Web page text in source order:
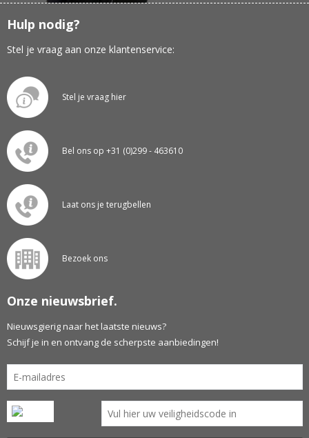
Hulp nodig?
Stel je vraag aan onze klantenservice:
Stel je vraag hier
Bel ons op +31 (0)299 - 463610
Laat ons je terugbellen
Bezoek ons
Onze nieuwsbrief.
Nieuwsgierig naar het laatste nieuws?
Schijf je in en ontvang de scherpste aanbiedingen!